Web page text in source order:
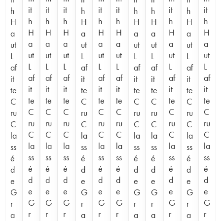
h
H
a
ut
L
af
it
te
C
ru
C
la
ss
é
d
e
G
r
a
it
h
H
a
ut
L
af
it
te
C
ru
C
la
ss
é
d
e
G
r
it
h
H
a
ut
L
af
it
te
C
ru
C
la
ss
é
d
e
G
r
it
h
H
a
ut
L
af
it
te
C
ru
C
la
ss
é
d
e
G
r
h
H
a
ut
L
af
it
te
C
ru
C
la
ss
é
d
e
G
r
a
it
h
H
a
ut
L
af
it
te
C
ru
C
la
ss
é
d
e
G
r
it
h
H
a
ut
L
af
it
te
C
ru
C
la
ss
é
d
e
G
r
h
H
a
ut
L
af
it
te
C
ru
C
la
ss
é
d
e
G
r
a
h
H
a
ut
L
af
it
te
C
ru
C
la
ss
é
d
e
G
r
a
it
h
H
a
ut
L
af
it
te
C
ru
C
la
ss
é
d
e
G
r
h
H
a
ut
L
af
it
te
C
ru
C
la
ss
é
d
e
G
r
a
it
h
H
a
ut
L
af
it
te
C
ru
C
la
ss
é
d
e
G
r